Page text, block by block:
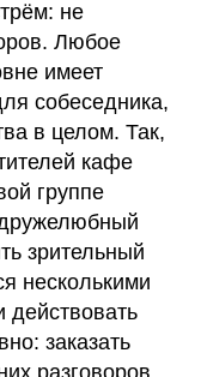
не
Любое
имеет
собеседника,
в целом. Так,
кафе
группе
зрительный
несколькими
действовать
заказать